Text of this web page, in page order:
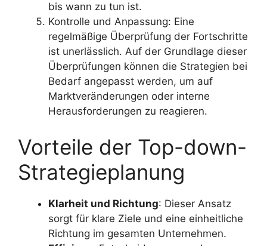
bis wann zu tun ist.
Kontrolle und Anpassung: Eine
regelmäßige Überprüfung der Fortschritte
ist unerlässlich. Auf der Grundlage dieser
Überprüfungen können die Strategien bei
Bedarf angepasst werden, um auf
Marktveränderungen oder interne
Herausforderungen zu reagieren.
Vorteile der Top-down-
Strategieplanung
Klarheit und Richtung: Dieser Ansatz
sorgt für klare Ziele und eine einheitliche
Richtung im gesamten Unternehmen.